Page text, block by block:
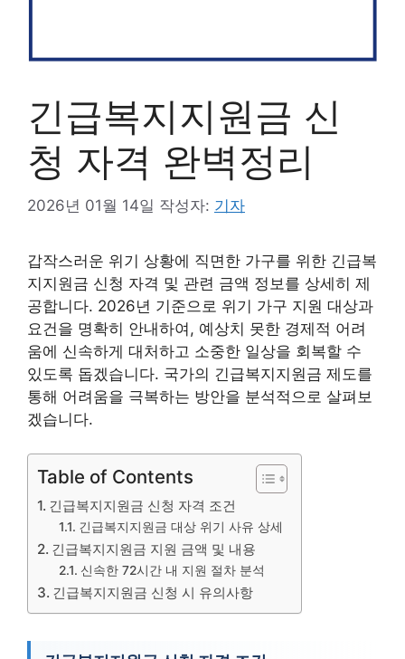
긴급복지지원금 신
청 자격 완벽정리
2026년 01월 14일 작성자: 기자
갑작스러운 위기 상황에 직면한 가구를 위한 긴급복
지지원금 신청 자격 및 관련 금액 정보를 상세히 제
공합니다. 2026년 기준으로 위기 가구 지원 대상과
요건을 명확히 안내하여, 예상치 못한 경제적 어려
움에 신속하게 대처하고 소중한 일상을 회복할 수
있도록 돕겠습니다. 국가의 긴급복지지원금 제도를
통해 어려움을 극복하는 방안을 분석적으로 살펴보
겠습니다.
Table of Contents
긴급복지지원금 신청 자격 조건
긴급복지지원금 대상 위기 사유 상세
긴급복지지원금 지원 금액 및 내용
신속한 72시간 내 지원 절차 분석
긴급복지지원금 신청 시 유의사항